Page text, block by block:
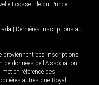
Écosse
Île-du-Prince-
Dernières inscriptions au
proviennent des inscriptions
de données de l'Association
en référence des
autres que Royal